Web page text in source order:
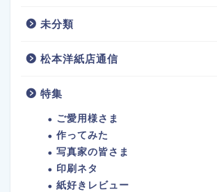
未分類
松本洋紙店通信
特集
ご愛用様さま
作ってみた
写真家の皆さま
印刷ネタ
紙好きレビュー